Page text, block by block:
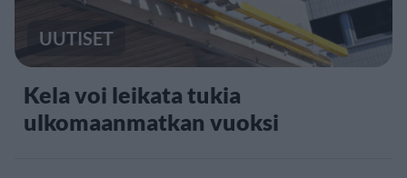
UUTISET
Kela voi leikata tukia
ulkomaanmatkan vuoksi